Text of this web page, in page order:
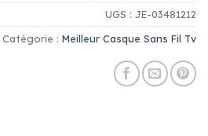
UGS : JE-03481212
Catégorie : Meilleur Casque Sans Fil Tv